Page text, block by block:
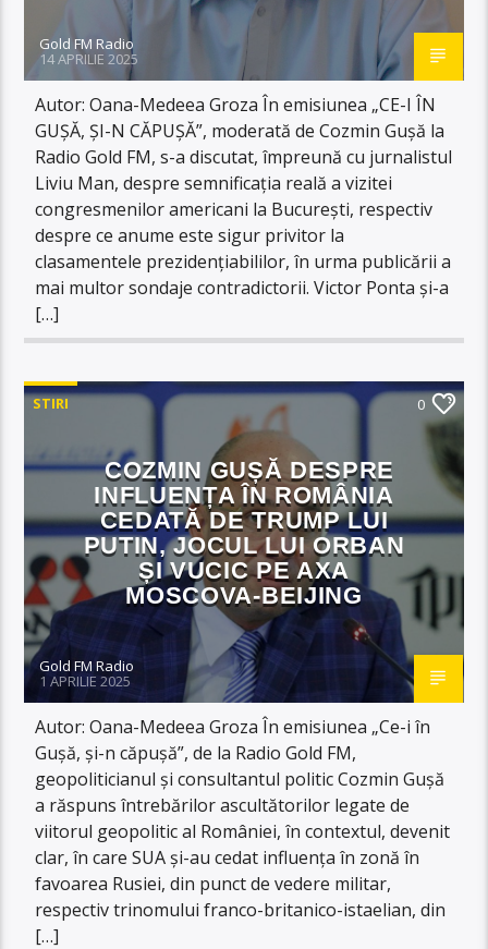
Gold FM Radio
14 APRILIE 2025
Autor: Oana-Medeea Groza În emisiunea „CE-I ÎN
GUȘĂ, ȘI-N CĂPUȘĂ”, moderată de Cozmin Gușă la
Radio Gold FM, s-a discutat, împreună cu jurnalistul
Liviu Man, despre semnificația reală a vizitei
congresmenilor americani la București, respectiv
despre ce anume este sigur privitor la
clasamentele prezidențiabililor, în urma publicării a
mai multor sondaje contradictorii. Victor Ponta și-a
[…]
STIRI 0
COZMIN GUȘĂ DESPRE
INFLUENȚA ÎN ROMÂNIA
CEDATĂ DE TRUMP LUI
PUTIN, JOCUL LUI ORBAN
ȘI VUCIC PE AXA
MOSCOVA-BEIJING
Gold FM Radio
1 APRILIE 2025
Autor: Oana-Medeea Groza În emisiunea „Ce-i în
Gușă, și-n căpușă”, de la Radio Gold FM,
geopoliticianul și consultantul politic Cozmin Gușă
a răspuns întrebărilor ascultătorilor legate de
viitorul geopolitic al României, în contextul, devenit
clar, în care SUA și-au cedat influența în zonă în
favoarea Rusiei, din punct de vedere militar,
respectiv trinomului franco-britanico-istaelian, din
[…]